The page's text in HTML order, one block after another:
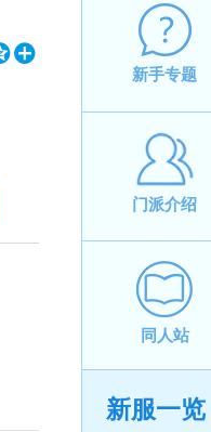

新手专题
门派介绍
同人站
新服一览